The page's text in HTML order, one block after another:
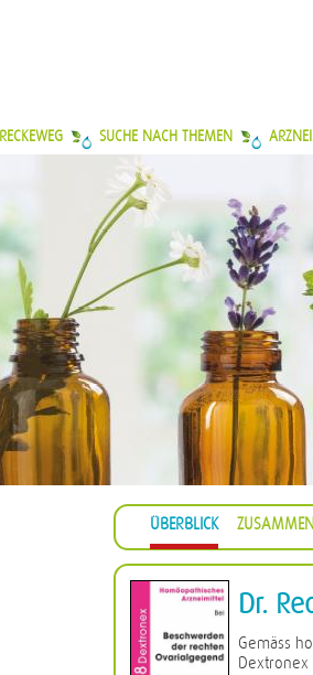
SUCHE NACH THEMEN
ÜBERBLICK
Dr.
Gemäss